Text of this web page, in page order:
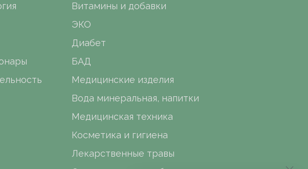
Витамины и добавки
ЭКО
Диабет
БАД
Медицинские изделия
Вода минеральная, напитки
Медицинская техника
Косметика и гигиена
Лекарственные травы